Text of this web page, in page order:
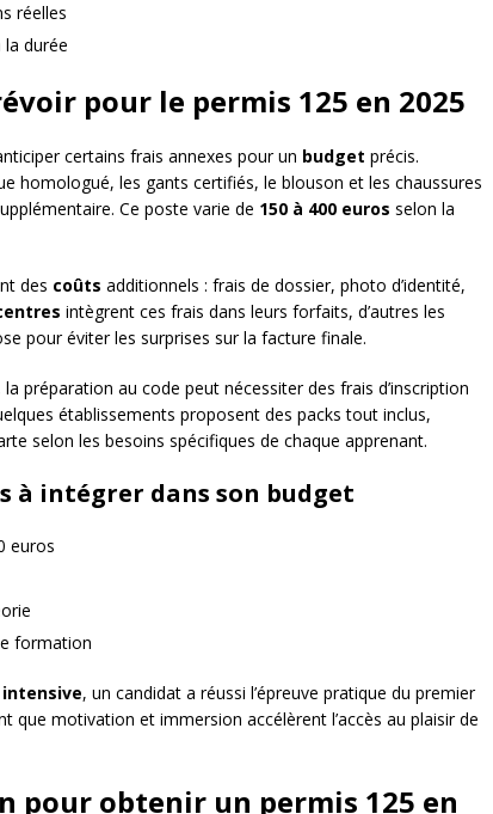
réelles
la durée
pour le permis 125 en 2025
certains frais annexes pour un budget précis.
homologué, les gants certifiés, le blouson et les chaussures
Ce poste varie de 150 à 400 euros selon la
des coûts additionnels : frais de dossier, photo d’identité,
intègrent ces frais dans leurs forfaits, d’autres les
pour éviter les surprises sur la facture finale.
la préparation au code peut nécessiter des frais d’inscription
établissements proposent des packs tout inclus,
selon les besoins spécifiques de chaque apprenant.
à intégrer dans son budget
euros
formation
intensive, un candidat a réussi l’épreuve pratique du premier
que motivation et immersion accélèrent l’accès au plaisir de
pour obtenir un permis 125 en